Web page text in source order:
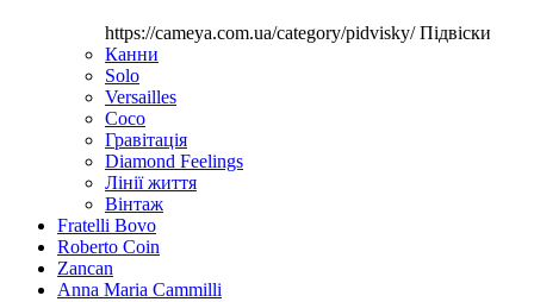
https://cameya.com.ua/category/pidvisky/Підвіски
Канни
Solo
Versailles
Coco
Гравітація
Diamond Feelings
Лінії життя
Вінтаж
Fratelli Bovo
Roberto Coin
Zancan
Anna Maria Cammilli